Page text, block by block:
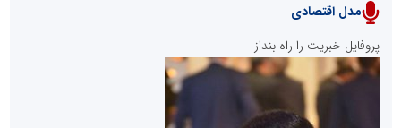
پایگاه خبری نهضت ملی مسکن
مدل اقتصادی
پروفایل خبریت را راه بنداز